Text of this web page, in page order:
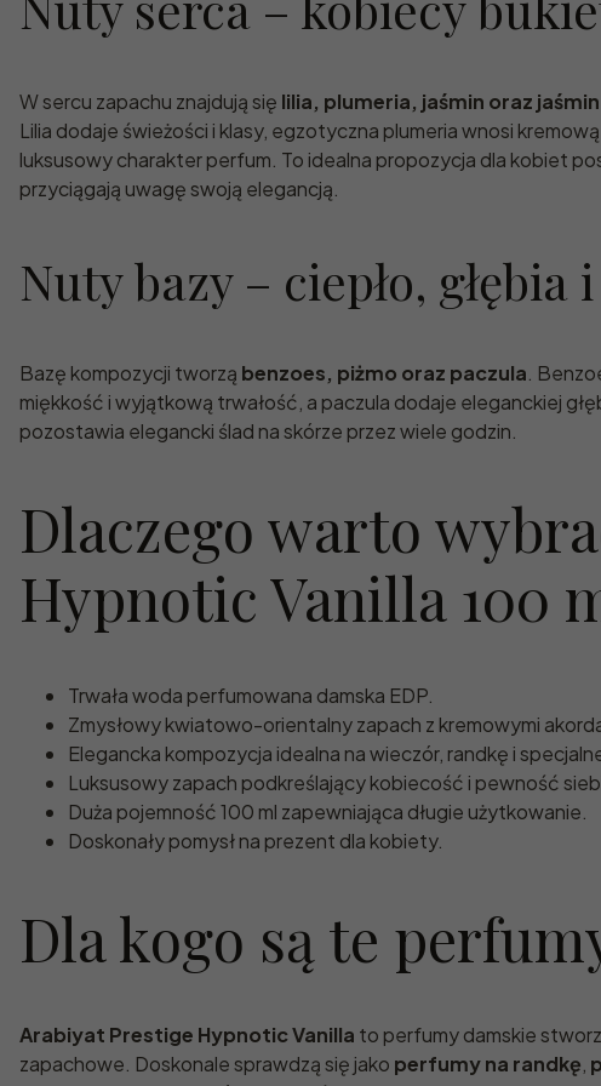
W sercu zapachu znajdują się lilia, plumeria, jaśmin oraz
Lilia dodaje świeżości i klasy, egzotyczna plumeria wnosi
luksusowy charakter perfum. To idealna propozycja dla kobiet
przyciągają uwagę swoją elegancją.
Nuty bazy – ciepło,
Bazę kompozycji tworzą benzoes, piżmo oraz paczula .
miękkość i wyjątkową trwałość, a paczula dodaje eleganckiej
pozostawia elegancki ślad na skórze przez wiele godzin.
Dlaczego warto
Hypnotic Vanilla 100
Trwała woda perfumowana damska EDP.
Zmysłowy kwiatowo-orientalny zapach z kremowymi
Elegancka kompozycja idealna na wieczór, randkę i
Luksusowy zapach podkreślający kobiecość i pewność
Duża pojemność 100 ml zapewniająca długie użytkowanie.
Doskonały pomysł na prezent dla kobiety.
Dla kogo są te
Arabiyat Prestige Hypnotic Vanilla to perfumy damskie
zapachowe. Doskonale sprawdzą się jako perfumy na randkę,